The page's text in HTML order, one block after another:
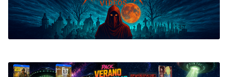
Bluray
Clasificada S
artwork